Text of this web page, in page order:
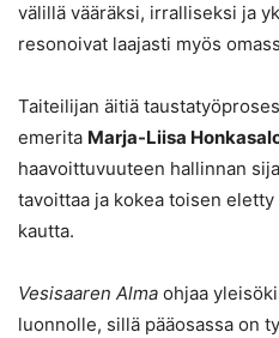
välillä vääräksi, irralliseksi ja
resonoivat laajasti myös
Taiteilijan äitiä
emerita Marja-Liisa
haavoittuvuuteen hallinnan
tavoittaa ja kokea toisen
kautta.
Vesisaaren Alma ohjaa
luonnolle, sillä pääosassa on